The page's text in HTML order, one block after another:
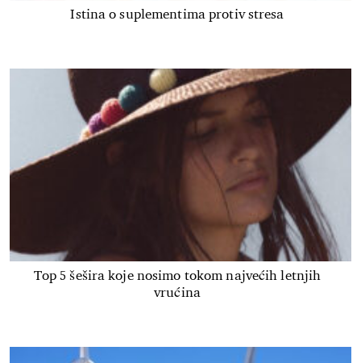
Istina o suplementima protiv stresa
Top 5 šešira koje nosimo tokom najvećih letnjih
vrućina